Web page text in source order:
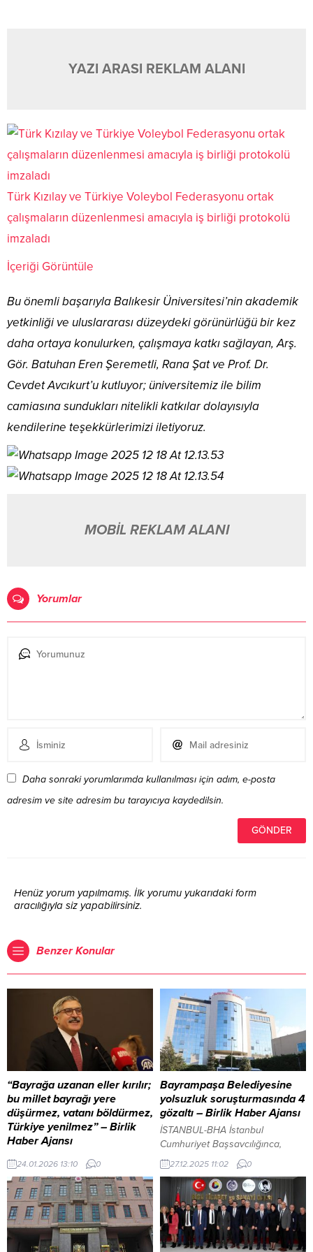
YAZI ARASI REKLAM ALANI
Türk Kızılay ve Türkiye Voleybol Federasyonu ortak
çalışmaların düzenlenmesi amacıyla iş birliği protokolü
imzaladı
İçeriği Görüntüle
Bu önemli başarıyla Balıkesir Üniversitesi’nin akademik
yetkinliği ve uluslararası düzeydeki görünürlüğü bir kez
daha ortaya konulurken, çalışmaya katkı sağlayan, Arş.
Gör. Batuhan Eren Şeremetli, Rana Şat ve Prof. Dr.
Cevdet Avcıkurt’u kutluyor; üniversitemiz ile bilim
camiasına sundukları nitelikli katkılar dolayısıyla
kendilerine teşekkürlerimizi iletiyoruz.
MOBİL REKLAM ALANI
Yorumlar
Daha sonraki yorumlarımda kullanılması için adım, e-posta
adresim ve site adresim bu tarayıcıya kaydedilsin.
Henüz yorum yapılmamış. İlk yorumu yukarıdaki form
aracılığıyla siz yapabilirsiniz.
Benzer Konular
“Bayrağa uzanan eller kırılır;
bu millet bayrağı yere
düşürmez, vatanı böldürmez,
Türkiye yenilmez” – Birlik
Haber Ajansı
ADANA – BHA Adana’da yaptığı
temasları kapsamında sivil
toplum kuruluşlarının
temsilcileriyle bir araya gelen
Yayman, ardından Seyhan
ilçesindeki Tarihi Yağ Camisi’nde
cuma namazı kıldı, esnaf ziyareti
24.01.2026 13:10 0
Bayrampaşa Belediyesine
yolsuzluk soruşturmasında 4
gözaltı – Birlik Haber Ajansı
İSTANBUL-BHA İstanbul
Cumhuriyet Başsavcılığınca,
Bayrampaşa Belediyesine ilişkin
“irtikap”, “rüşvet”, “nitelikli
dolandırıcılık” ve “ihaleye fesat
karıştırmak” suçlarından
başlatılan soruşturma sürüyor.
Soruşturma kapsamında daha
önce 26 şüpheli tutuklanmıştı.
27.12.2025 11:02 0